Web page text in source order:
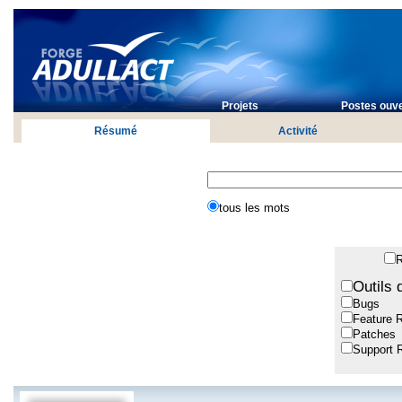
Projets Postes
Résumé Activité
tous les mots
Outils
Bugs
Feature
Patches
Support